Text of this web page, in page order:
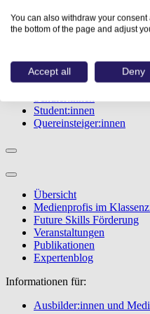
Studiengänge
Events
Berufstest
Informationen für:
Student:innen
Quereinsteiger:innen
Übersicht
Medienprofis im
Future Skills Förderung
Veranstaltungen
Publikationen
Expertenblog
Informationen für:
Ausbilder:innen und
You can also withdraw your consent
the bottom of the page and adjust
Accept all Deny